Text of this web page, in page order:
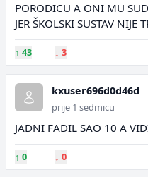
PORODICU A ONI MU
JER ŠKOLSKI SUSTAV NIJE
↑ 43 ↓ 3
kxuser696d0d46d
prije 1 sedmicu
JADNI FADIL SAO 10 A
↑ 0 ↓ 0